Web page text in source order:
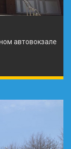
автовокзале